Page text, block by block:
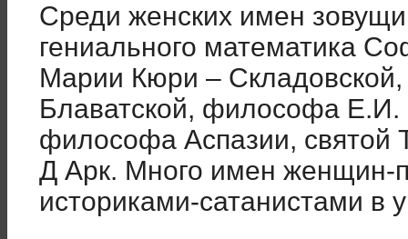
Среди женских имен
гениального математика
Марии Кюри –
Блаватской, философа Е.И.
философа Аспазии, святой
Д Арк. Много имен женщин-
историками-сатанистами в